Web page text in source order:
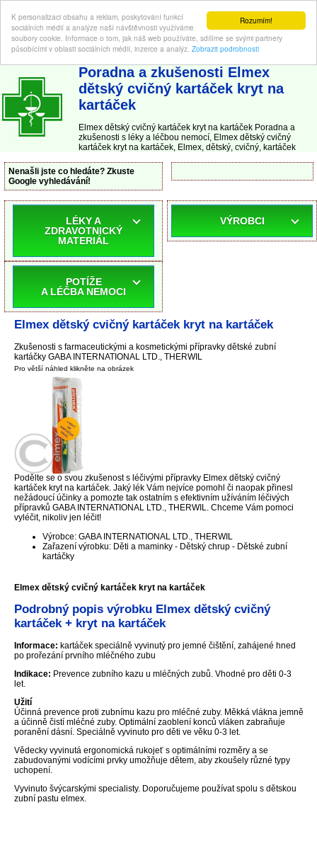
Rozumím!
K personalizaci obsahu a reklam, poskytování funkcí
sociálních médií a analýze naší návštěvnosti využíváme
soubory cookie. Informace o tom, jak náš web používáte, sdílíme se svými partnery
působícími v oblasti sociálních médií, inzerce a analýz. Zobrazit podrobnosti
ABC-LEKARNA.cz | Poradna a zkušenosti s léky a léčbou nemocí
Poradna a zkušenosti Elmex
dětský cvičný kartáček kryt na
kartáček
Elmex dětský cvičný kartáček kryt na kartáček Poradna a
zkušenosti s léky a léčbou nemocí, Elmex dětský cvičný
kartáček kryt na kartáček, Elmex, dětský, cvičný, kartáček
Nenašli jste co hledáte? Zkuste
Google vyhledávání!
LÉKY A
ZDRAVOTNICKÝ
MATERIÁL
POTÍŽE
A LÉČBA NEMOCI
VÝROBCI
Elmex dětský cvičný kartáček kryt na kartáček
Zkušenosti s farmaceutickými a kosmetickými přípravky dětské zubní
kartáčky GABA INTERNATIONAL LTD., THERWIL
Pro větší náhled klikněte na obrázek
Podělte se o svou zkušenost s léčivými přípravky Elmex dětský cvičný
kartáček kryt na kartáček. Jaký lék Vám nejvíce pomohl či naopak přinesl
nežádoucí účinky a pomozte tak ostatním s efektivním užíváním léčivých
přípravků GABA INTERNATIONAL LTD., THERWIL. Chceme Vám pomoci
vyléčit, nikoliv jen léčit!
Výrobce: GABA INTERNATIONAL LTD., THERWIL
Zařazení výrobku: Děti a maminky - Dětský chrup - Dětské zubní
kartáčky
Elmex dětský cvičný kartáček kryt na kartáček
Podrobný popis výrobku Elmex dětský cvičný
kartáček + kryt na kartáček
Informace: kartáček speciálně vyvinutý pro jemné čištění, zahájené hned
po prořezání prvního mléčného zubu
Indikace: Prevence zubního kazu u mléčných zubů. Vhodné pro děti 0-3
let.
Užití
Účinná prevence proti zubnímu kazu pro mléčné zuby. Měkká vlákna jemně
a účinně čistí mléčné zuby. Optimální zaoblení konců vláken zabraňuje
poranění dásní. Speciálně vyvinuto pro děti ve věku 0-3 let.
Vědecky vyvinutá ergonomická rukojeť s optimálními rozměry a se
zabudovanými vodícími prvky umožňuje dětem, aby zkoušely různé typy
uchopení.
Vyvinuto švýcarskými specialisty. Doporučujeme používat spolu s dětskou
zubní pastu elmex.